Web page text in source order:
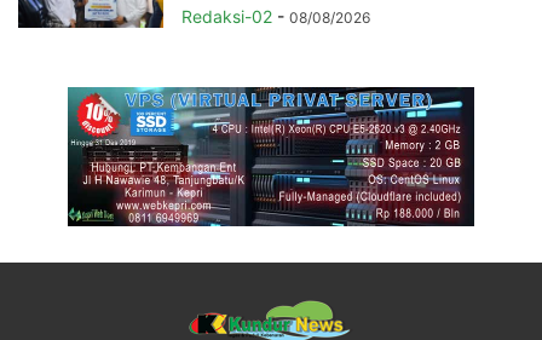
Redaksi-02 - 08/08/2026